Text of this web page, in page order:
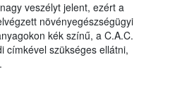
veszélyt jelent, ezért a
növényegészségügyi
kék színű, a C.A.C.
címkével szükséges ellátni,